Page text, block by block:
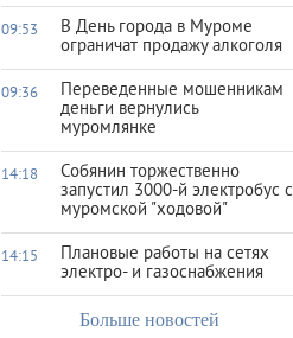
09:53
В День города в Муроме
ограничат продажу алкоголя
09:36
Переведенные мошенникам
деньги вернулись
муромлянке
14:18
Собянин торжественно
запустил 3000-й электробус с
муромской "ходовой"
14:15
Плановые работы на сетях
электро- и газоснабжения
Больше новостей